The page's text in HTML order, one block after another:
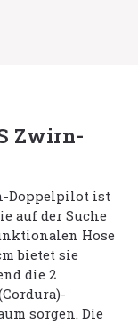
Zwirn-
Doppelpilot ist
auf der Suche
Hose
bietet sie
die 2
sorgen. Die